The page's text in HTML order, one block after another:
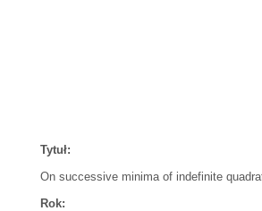
Tytuł:
On successive minima of indefinite
Rok: